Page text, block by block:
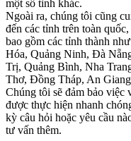
một số tỉnh khác.
Ngoài ra, chúng tôi cũng
đến các tỉnh trên toàn
bao gồm các tỉnh thành
Hóa, Quảng Ninh, Đà
Trị, Quảng Bình, Nha
Thơ, Đồng Tháp, An
Chúng tôi sẽ đảm bảo việc
được thực hiện nhanh
kỳ câu hỏi hoặc yêu cầu
tư vấn thêm.